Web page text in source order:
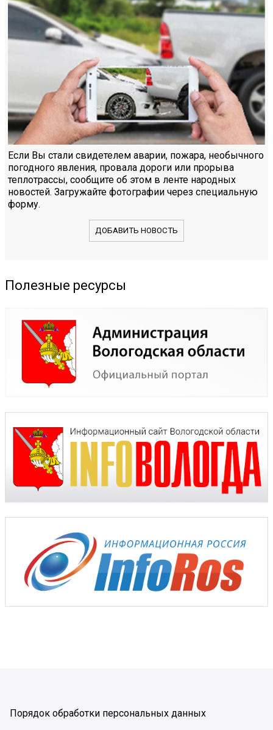
Если Вы стали свидетелем аварии, пожара, необычного
погодного явления, провала дороги или прорыва
теплотрассы, сообщите об этом в ленте народных
новостей. Загружайте фотографии через специальную
форму.
ДОБАВИТЬ НОВОСТЬ
Полезные ресурсы
Порядок обработки персональных данных